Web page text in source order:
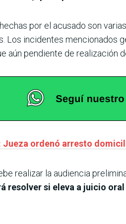
por el acusado son
Los incidentes mencionados
aún pendiente de realización
Jueza ordenó arresto
realizar la audiencia
resolver si eleva a juicio